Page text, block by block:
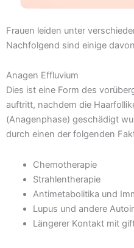
Frauen leiden unter
Nachfolgend sind einige
Anagen Effluvium
Dies ist eine Form des
auftritt, nachdem die
(Anagenphase) geschädigt
durch einen der folgenden
Chemotherapie
Strahlentherapie
Antimetabolitika und
Lupus und andere
Längerer Kontakt mit